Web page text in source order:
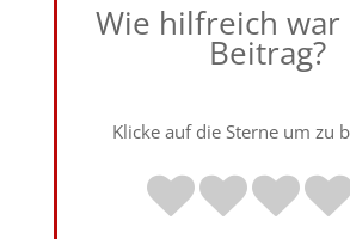
Wie hilfreich war
Beitrag?
Klicke auf die Sterne um zu